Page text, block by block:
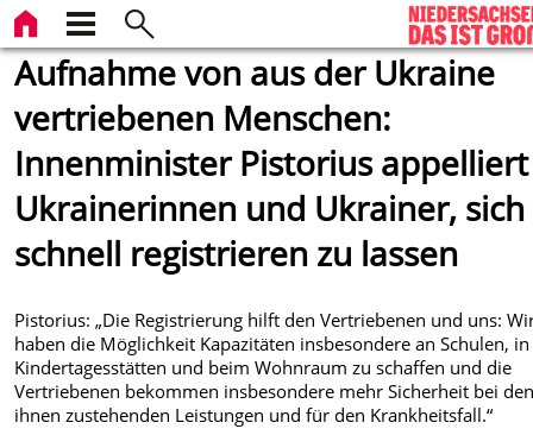
Aufnahme von aus der Ukraine
vertriebenen Menschen:
Innenminister Pistorius
Ukrainerinnen und Ukrainer, sich
schnell registrieren zu lassen
Pistorius: „Die Registrierung hilft den Vertriebenen und uns:
haben die Möglichkeit Kapazitäten insbesondere an Schulen, in
Kindertagesstätten und beim Wohnraum zu schaffen und die
Vertriebenen bekommen insbesondere mehr Sicherheit bei
ihnen zustehenden Leistungen und für den Krankheitsfall.“